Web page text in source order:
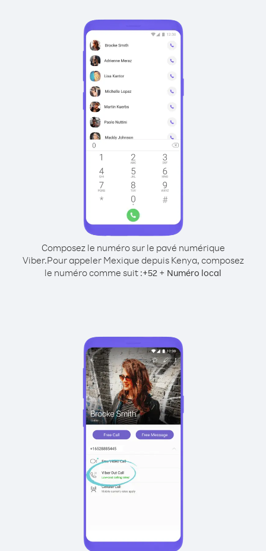
Composez le numéro sur le pavé numérique
Viber.Pour appeler Mexique depuis Kenya, composez
le numéro comme suit :+52 + Numéro local